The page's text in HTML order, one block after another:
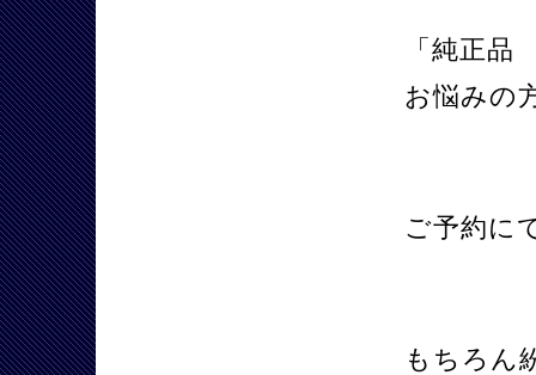
「純正
お悩みの
ご予約に
もちろん